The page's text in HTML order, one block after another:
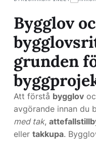
Bygglov
grunden
Att förstå bygglov
avgörande innan du
med tak,
eller takkupa.